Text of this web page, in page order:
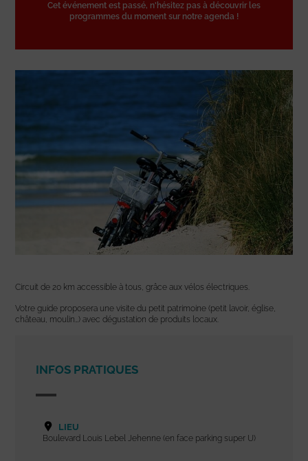
Cet événement est passé, n'hésitez pas à découvrir les
programmes du moment sur notre agenda !
Circuit de 20 km accessible à tous, grâce aux vélos électriques.
Votre guide proposera une visite du petit patrimoine (petit lavoir, église,
château, moulin…) avec dégustation de produits locaux.
INFOS PRATIQUES
LIEU
Boulevard Louis Lebel Jehenne (en face parking super U)